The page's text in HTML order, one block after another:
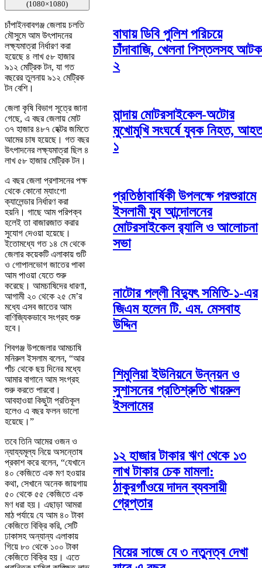
(1080×1080)
চাঁপাইনবাবগঞ্জ জেলায় চলতি
মৌসুমে আম উৎপাদনের
লক্ষ্যমাত্রা নির্ধারণ করা
হয়েছে ৪ লাখ ৫৮ হাজার
৯১২ মেট্রিক টন, যা গত
বছরের তুলনায় ৯১২ মেট্রিক
টন বেশি।
জেলা কৃষি বিভাগ সূত্রে জানা
গেছে, এ বছর জেলায় মোট
৩৭ হাজার ৪৮৭ হেক্টর জমিতে
আমের চাষ হয়েছে। গত বছর
উৎপাদনের লক্ষ্যমাত্রা ছিল ৪
লাখ ৫৮ হাজার মেট্রিক টন।
এ বছর জেলা প্রশাসনের পক্ষ
থেকে কোনো ম্যাংগো
ক্যালেন্ডার নির্ধারণ করা
হয়নি। গাছে আম পরিপক্ব
হলেই তা বাজারজাত করার
সুযোগ দেওয়া হয়েছে।
ইতোমধ্যে গত ১৪ মে থেকে
জেলার কয়েকটি এলাকায় গুটি
ও গোপালভোগ জাতের পাকা
আম পাওয়া যেতে শুরু
করেছে। আমচাষিদের ধারণা,
আগামী ২০ থেকে ২৫ মে’র
মধ্যে এসব জাতের আম
বাণিজ্যিকভাবে সংগ্রহ শুরু
হবে।
শিবগঞ্জ উপজেলার আমচাষি
মনিরুল ইসলাম বলেন, “আর
পাঁচ থেকে ছয় দিনের মধ্যে
আমার বাগানে আম সংগ্রহ
শুরু করতে পারবো।
আবহাওয়া কিছুটা প্রতিকূল
হলেও এ বছর ফলন ভালো
হয়েছে।”
তবে তিনি আমের ওজন ও
ন্যায্যমূল্য নিয়ে অসন্তোষ
প্রকাশ করে বলেন, “যেখানে
৪০ কেজিতে এক মণ হওয়ার
কথা, সেখানে অনেক জায়গায়
৫০ থেকে ৫৫ কেজিতে এক
মণ ধরা হয়। এছাড়া আমরা
মাঠ পর্যায়ে যে আম ৪০ টাকা
কেজিতে বিক্রি করি, সেটি
ঢাকাসহ অন্যান্য এলাকায়
গিয়ে ৮০ থেকে ১০০ টাকা
কেজিতে বিক্রি হয়। এতে
বাঘায় ডিবি পুলিশ পরিচয়ে
চাঁদাবাজি, খেলনা পিস্তলসহ আটক
২
মান্দায় মোটরসাইকেল-অটোর
মুখোমুখি সংঘর্ষে যুবক নিহত,
১
প্রতিষ্ঠাবার্ষিকী উপলক্ষে পরশুরামে
ইসলামী যুব আন্দোলনের
মোটরসাইকেল র‌্যালি ও আলোচনা
সভা
নাটোর পল্লী বিদ্যুৎ সমিতি-১-এর
জিএম হলেন টি. এম. মেসবাহ
উদ্দিন
শিমুলিয়া ইউনিয়নে উন্নয়ন ও
সুশাসনের প্রতিশ্রুতি খায়রুল
ইসলামের
১২ হাজার টাকার ঋণ থেকে ১৩
লাখ টাকার চেক মামলা:
ঠাকুরগাঁওয়ে দাদন ব্যবসায়ী
গ্রেপ্তার
বিয়ের সাজে যে ৩ নতুনত্ব দেখা